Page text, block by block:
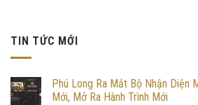
TIN TỨC MỚI
Phú Long Ra Mắt Bộ Nhận Diện
Mới, Mở Ra Hành Trình Mới